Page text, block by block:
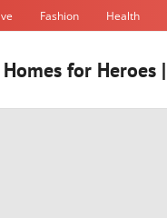
Fashion Health
for